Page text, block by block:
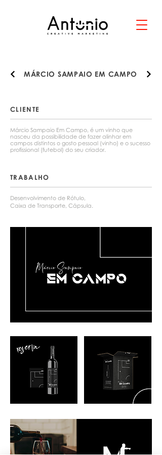
MÁRCIO SAMPAIO EM CAMPO
CLIENTE
Márcio Sampaio Em Campo, é um vinho que
nasceu da possibilidade de fazer alinhar em
campos distintos o gosto pessoal (vinho) e o sucesso
profissional (futebol) do seu criador.
TRABALHO
Desenvolvimento de Rótulo,
Caixa de Transporte, Cápsula.